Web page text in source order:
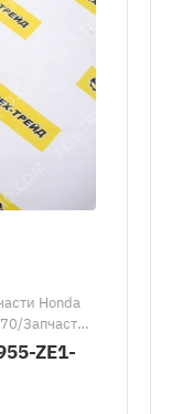
Honda
Запчасти
ZE1-